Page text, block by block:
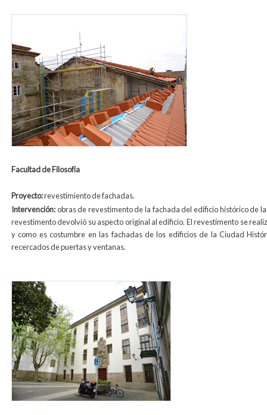
Facultad de Filosofía
Proyecto:revestimiento de fachadas.
Intervención:obras de revestimento de la fachada del edificio histórico de
revestimento devolvió su aspecto original al edificio. El revestimento se
y como es costumbre en las fachadas de los edificios de la Ciudad
recercados de puertas y ventanas.
revestimiento_filosofia2.jpg